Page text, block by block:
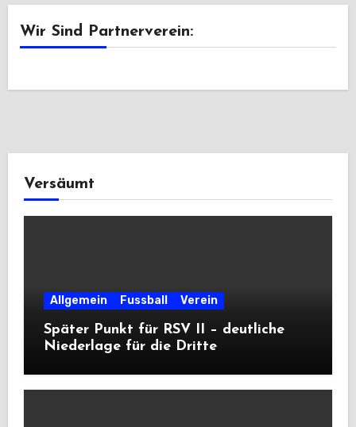
Wir Sind Partnerverein:
Versäumt
Allgemein Fussball Verein
Später Punkt für RSV II – deutliche
Niederlage für die Dritte